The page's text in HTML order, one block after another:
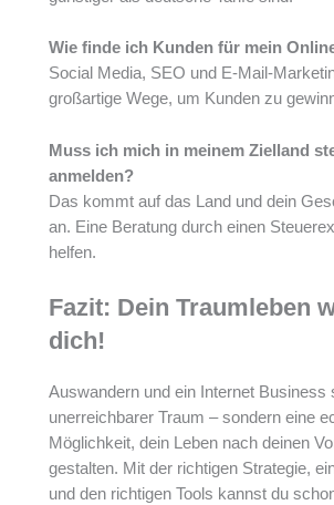
Wie finde ich Kunden für mein
Social Media, SEO und E-Mail-
großartige Wege, um Kunden zu
Muss ich mich in meinem Zielland
anmelden?
Das kommt auf das Land und dein
an. Eine Beratung durch einen
helfen.
Fazit: Dein Traumleben
dich!
Auswandern und ein Internet Business
unerreichbarer Traum – sondern eine
Möglichkeit, dein Leben nach deinen
gestalten. Mit der richtigen Strategie,
und den richtigen Tools kannst du